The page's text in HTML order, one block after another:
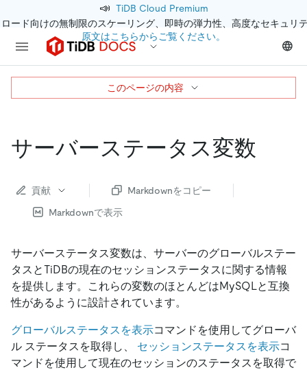
📣 TiDB Cloud Premium
ード向けの無制限のスケーリング、即時の弾力性、高度なセキュリ
原文はこちらからご覧ください。
サーバーステータス変数
貢献
Markdownをコピー
Markdownで表示
サーバーステータス変数は、サーバーのグローバルステー
タスとTiDBの現在のセッションステータスに関する情報
を提供します。これらの変数のほとんどはMySQLと互換
性があるように設計されています。
グローバルステータスを表示コマンドを使用してグローバ
ル ステータスを取得し、 セッションステータスを表示コ
マンドを使用して現在のセッションのステータスを取得で
このページの内容